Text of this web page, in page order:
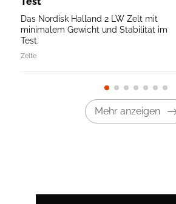
Das Nordisk Halland 2 LW Zelt mit
minimalem Gewicht und Stabilität im
Test.
Zelte
Mehr anzeigen